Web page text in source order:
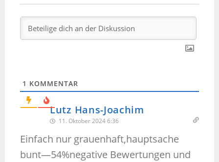
1 KOMMENTAR
Lutz Hans-Joachim
11. Oktober 2024 6:36
Einfach nur grauenhaft,hauptsache
bunt—54%negative Bewertungen und